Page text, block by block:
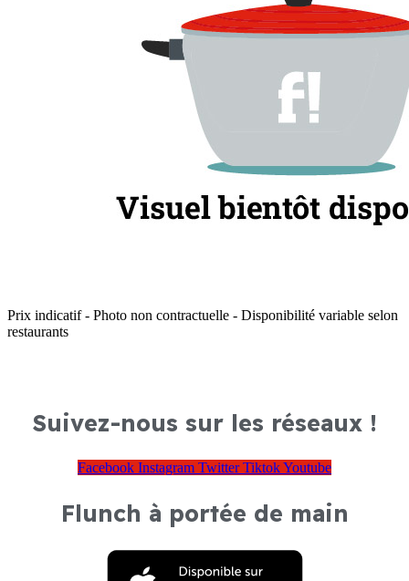
Prix indicatif - Photo non contractuelle - Disponibilité variable selon
restaurants
Suivez-nous sur les réseaux !
Facebook Instagram Twitter TiktokYoutube
Flunch à portée de main